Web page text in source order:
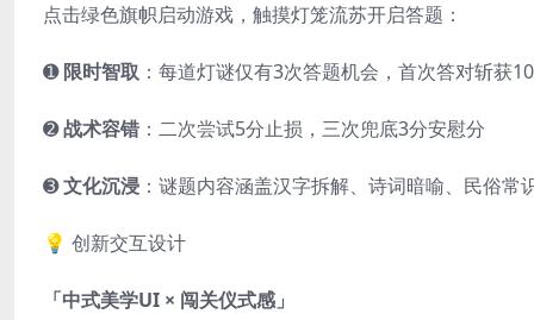
点击绿色旗帜启动游戏，触摸灯笼流苏开启答题：
➊限时智取 ：每道灯谜仅有3次答题机会，首次答对斩获
➋战术容错 ：二次尝试5分止损，三次兜底3分安慰分
➌文化沉浸 ：谜题内容涵盖汉字拆解、诗词暗喻、民俗常
💡 创新交互设计
「中式美学UI × 闯关仪式感」